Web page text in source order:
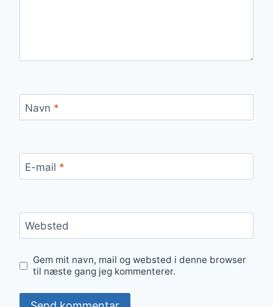
Navn *
E-mail *
Websted
Gem mit navn, mail og websted i denne browser
til næste gang jeg kommenterer.